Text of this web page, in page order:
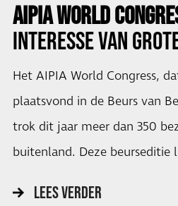
AIPIA WORLD
INTERESSE VAN
Het AIPIA World Congress,
plaatsvond in de Beurs van
trok dit jaar meer dan 350
buitenland. Deze beurseditie
LEES VERDER